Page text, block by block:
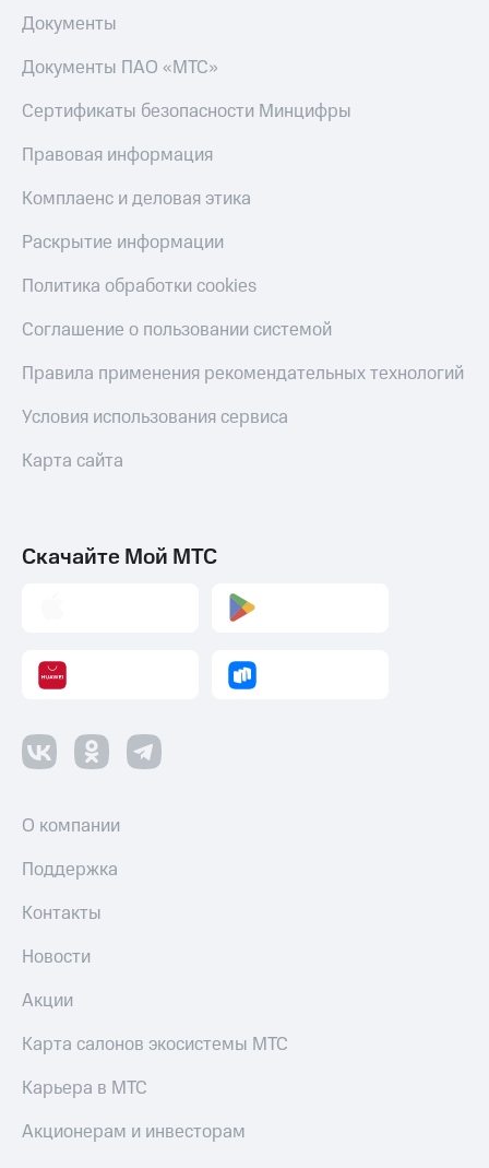
Документы
Документы ПАО «МТС»
Сертификаты безопасности Минцифры
Правовая информация
Комплаенс и деловая этика
Раскрытие информации
Политика обработки cookies
Соглашение о пользовании системой
Правила применения рекомендательных технологий
Условия использования сервиса
Карта сайта
Скачайте Мой МТС
О компании
Поддержка
Контакты
Новости
Акции
Карта салонов экосистемы МТС
Карьера в МТС
Акционерам и инвесторам